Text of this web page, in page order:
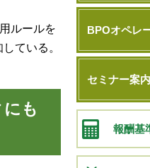
ルールを
ている。
も
BPOオペレ
セミナー案内
報酬基